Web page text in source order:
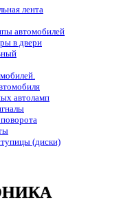
лента
автомобилей
в двери
автоламп
(диски)